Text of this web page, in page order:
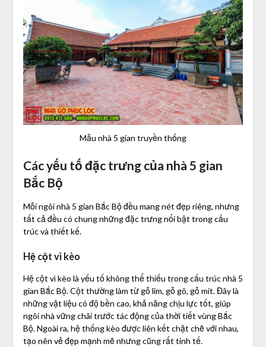
Mẫu nhà 5 gian truyền thống
Các yếu tố đặc trưng của nhà 5 gian
Bắc Bộ
Mỗi ngôi nhà 5 gian Bắc Bộ đều mang nét đẹp riêng, nhưng
tất cả đều có chung những đặc trưng nổi bật trong cấu
trúc và thiết kế.
Hệ cột vì kèo
Hệ cột vì kèo là yếu tố không thể thiếu trong cấu trúc nhà 5
gian Bắc Bộ. Cột thường làm từ gỗ lim, gỗ gõ, gỗ mít. Đây là
những vật liệu có độ bền cao, khả năng chịu lực tốt, giúp
ngôi nhà vững chãi trước tác động của thời tiết vùng Bắc
Bộ. Ngoài ra, hệ thống kèo được liên kết chặt chẽ với nhau,
tạo nên vẻ đẹp mạnh mẽ nhưng cũng rất tinh tế.